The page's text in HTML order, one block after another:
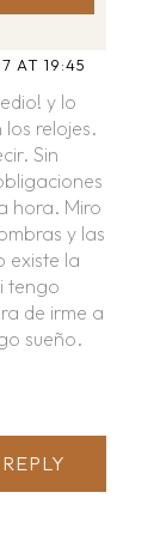
AT 19:45
y lo
relojes.
Sin
hora. Miro
y las
existe la
tengo
de irme a
sueño.
REPLY